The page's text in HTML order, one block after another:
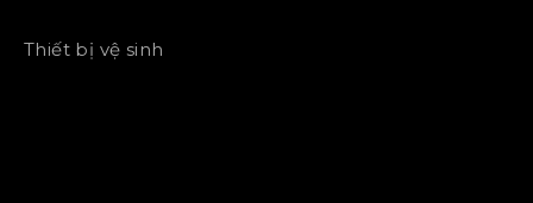
Thiết bị vệ sinh